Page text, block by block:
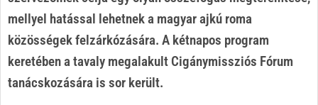
mellyel hatással lehetnek a magyar ajkú roma
közösségek felzárkózására. A kétnapos program
keretében a tavaly megalakult Cigánymissziós Fórum
tanácskozására is sor került.